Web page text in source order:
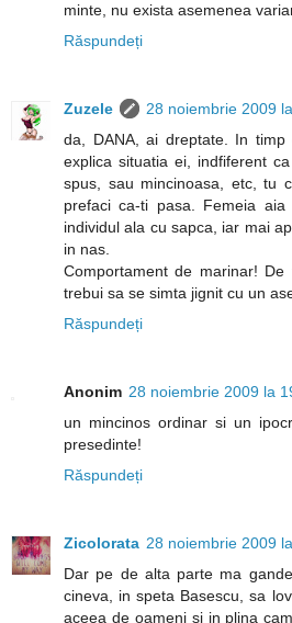
minte, nu exista asemenea
Răspundeți
Zuzele
28 noiembrie 2009
da, DANA, ai dreptate. In
explica situatia ei, indfiferent
spus, sau mincinoasa, etc, tu
prefaci ca-ti pasa. Femeia
individul ala cu sapca, iar mai
in nas.
Comportament de marinar!
trebui sa se simta jignit cu un
Răspundeți
Anonim 28 noiembrie 2009 la
un mincinos ordinar si un
presedinte!
Răspundeți
Zicolorata 28 noiembrie 2009
Dar pe de alta parte ma
cineva, in speta Basescu, sa
aceea de oameni si in plina